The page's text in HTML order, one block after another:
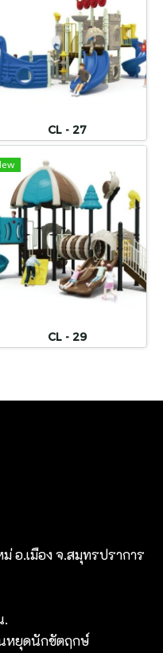
CL - 27
CL - 29
อ.เมือง จ.สมุทรปราการ
.
หยุดนักขัตฤกษ์